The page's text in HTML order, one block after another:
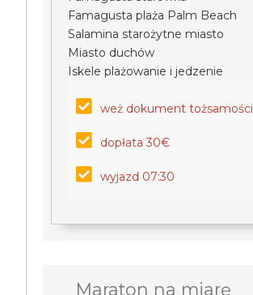
Famagusta plaża Palm Beach
Salamina starożytne miasto
Miasto duchów
Iskele plażowanie i jedzenie
weż dokument tożsamości
dopłata 30€
wyjazd 07:30
Maraton na miarę